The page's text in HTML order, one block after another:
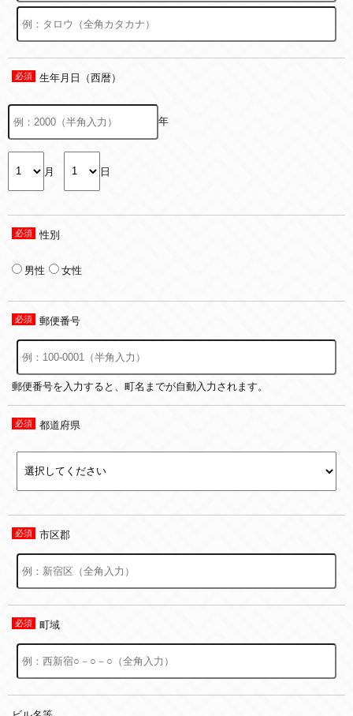
生年月日（西暦）
年
月 日
性別
男性 女性
郵便番号
郵便番号を入力すると、町名までが自動入力されます。
都道府県
市区郡
町域